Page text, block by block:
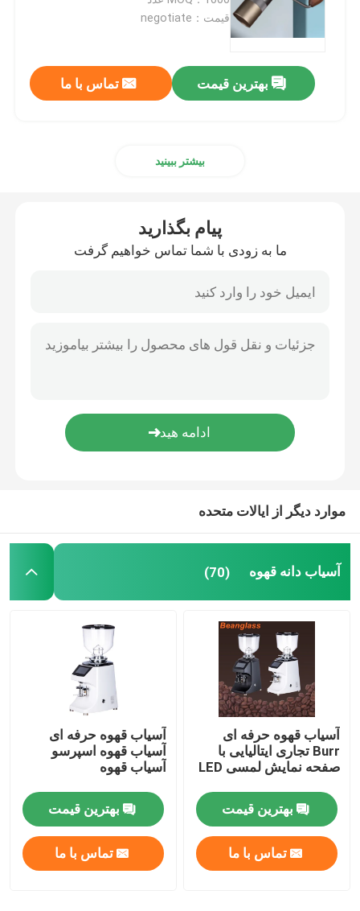
آسیاب قهوه بدون دوز
آسیاب قهوه تجاری
آسیاب دانه اسپرسو
آسیاب قهوه در فضای باز
آسیاب قهوه دستی
شیر ساز اتوماتیک
آسیاب دیجیتال قهوه
قیمت：negotiate
بهترین قیمت تماس با ما
بیشتر ببینید
پیام بگذارید
ما به زودی با شما تماس خواهیم گرفت
موارد دیگر از ایالات متحده
آسیاب دانه قهوه (70)
آسیاب قهوه حرفه ای
Burr تجاری ایتالیایی با
صفحه نمایش لمسی LED
بهترین قیمت
تماس با ما
آسیاب قهوه حرفه ای
آسیاب قهوه اسپرسو
آسیاب قهوه
بهترین قیمت
تماس با ما